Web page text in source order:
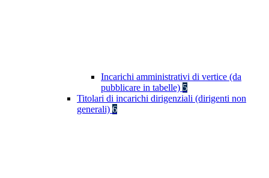
Incarichi amministrativi di vertice (da
pubblicare in tabelle) 5
Titolari di incarichi dirigenziali (dirigenti non
generali) 6